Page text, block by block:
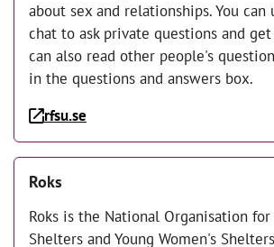
about sex and relationships. You can
chat to ask private questions and get
can also read other people's
in the questions and answers box.
rfsu.se
Roks
Roks is the National Organisation for
Shelters and Young Women's